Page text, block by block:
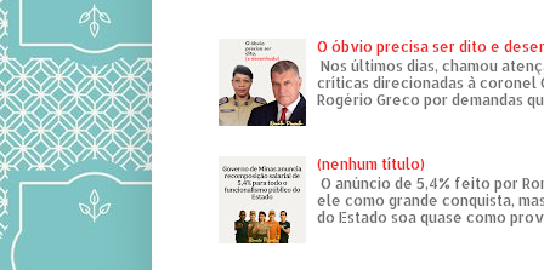
O óbvio precisa ser dito e
Nos últimos dias, chamou
críticas direcionadas à coronel
Rogério Greco por demandas
(nenhum título)
O anúncio de 5,4% feito por
ele como grande conquista,
do Estado soa quase como